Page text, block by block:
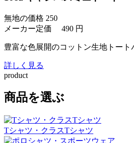
無地の価格 250
メーカー定価 490 円
豊富な色展開のコットン生地トー
詳しく見る
product
商品を選ぶ
Tシャツ・クラスTシャツ